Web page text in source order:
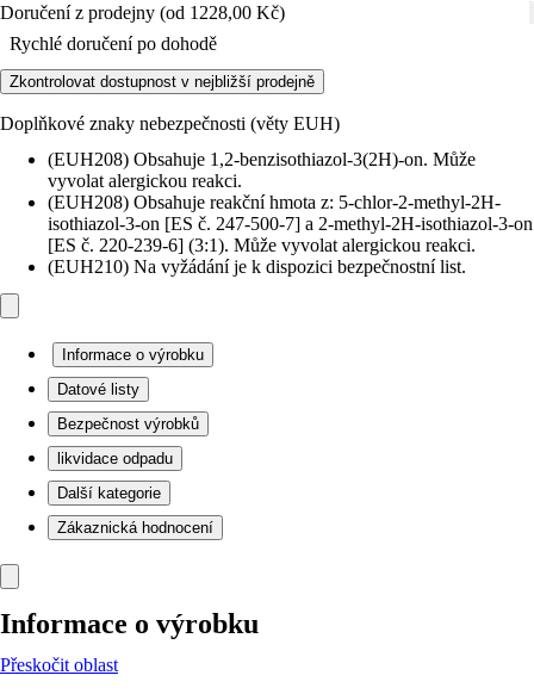
Doručení z prodejny (od 1228,00 Kč)
Rychlé doručení po dohodě
Zkontrolovat dostupnost v nejbližší prodejně
Doplňkové znaky nebezpečnosti (věty EUH)
(EUH208) Obsahuje 1,2-benzisothiazol-3(2H)-on. Může
vyvolat alergickou reakci.
(EUH208) Obsahuje reakční hmota z: 5-chlor-2-methyl-2H-
isothiazol-3-on [ES č. 247-500-7] a 2-methyl-2H-isothiazol-3-on
[ES č. 220-239-6] (3:1). Může vyvolat alergickou reakci.
(EUH210) Na vyžádání je k dispozici bezpečnostní list.
Informace o výrobku
Datové listy
Bezpečnost výrobků
likvidace odpadu
Další kategorie
Zákaznická hodnocení
Informace o výrobku
Přeskočit oblast